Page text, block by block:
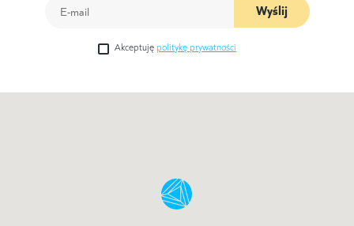
Wyślij
Akceptuję politykę prywatności